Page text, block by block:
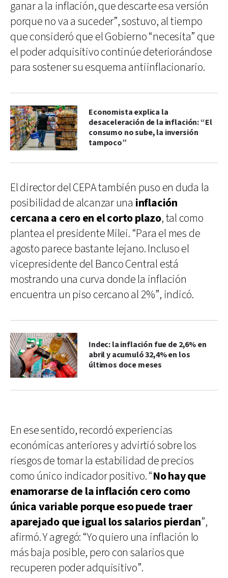
ganar a la inflación, que descarte esa versión
porque no va a suceder”, sostuvo, al tiempo
que consideró que el Gobierno “necesita” que
el poder adquisitivo continúe deteriorándose
para sostener su esquema antiinflacionario.
Economista explica la
desaceleración de la inflación: “El
consumo no sube, la inversión
tampoco”
El director del CEPA también puso en duda la
posibilidad de alcanzar una inflación
cercana a cero en el corto plazo, tal como
plantea el presidente Milei. “Para el mes de
agosto parece bastante lejano. Incluso el
vicepresidente del Banco Central está
mostrando una curva donde la inflación
encuentra un piso cercano al 2%”, indicó.
Indec: la inflación fue de 2,6% en
abril y acumuló 32,4% en los
últimos doce meses
En ese sentido, recordó experiencias
económicas anteriores y advirtió sobre los
riesgos de tomar la estabilidad de precios
como único indicador positivo. “No hay que
enamorarse de la inflación cero como
única variable porque eso puede traer
aparejado que igual los salarios pierdan”,
afirmó. Y agregó: “Yo quiero una inflación lo
más baja posible, pero con salarios que
recuperen poder adquisitivo”.